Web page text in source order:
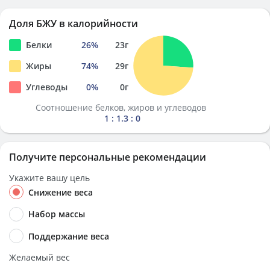
Доля БЖУ в калорийности
Белки 26% 23г
Жиры
74% 29г
Углеводы
0% 0г
Соотношение белков, жиров и углеводов
1 : 1.3 : 0
Получите персональные рекомендации
Укажите вашу цель
Снижение веса
Набор массы
Поддержание веса
Желаемый вес